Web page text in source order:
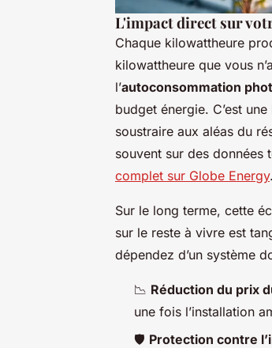
L'impact direct sur
Chaque kilowattheure
kilowattheure que vous
l’autoconsommation
budget énergie. C’est
soustraire aux aléas du
souvent sur des données
complet sur Globe Energy.
Sur le long terme, cette
sur le reste à vivre est
dépendez d’un système
📉 Réduction du prix
une fois l’installation
🛡️ Protection contre